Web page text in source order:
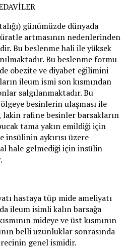
günümüzde dünyada
artmasının nedenlerinden
Bu beslenme hali ile yüksek
Bu beslenme formu
obezite ve diyabet eğilimini
ileum ismi son kısmından
salgılanmaktadır. Bu
besinlerin ulaşması ile
rafine besinler barsakların
tama yakın emildiği için
insülinin aykırısı üzere
hale gelmediği için insülin
hastaya tüp mide ameliyatı
ileum isimli kalın barsağa
mideye ve üst kısmının
belli uzunluklar sonrasında
genel ismidir.